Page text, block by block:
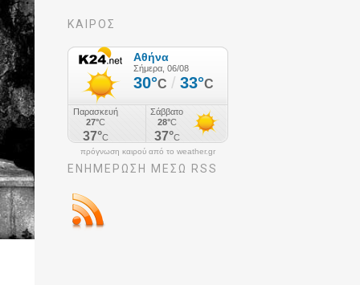
ΚΑΙΡΟΣ
πρόγνωση καιρού από το weather.gr
ΕΝΗΜΈΡΩΣΉ ΜΕΣΩ RSS